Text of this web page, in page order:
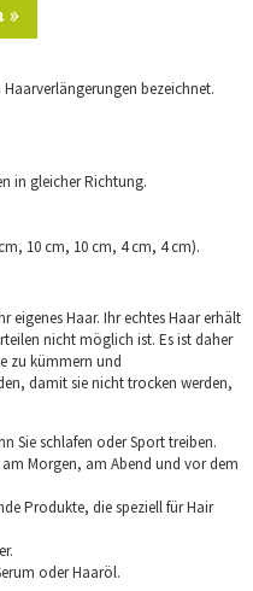
»
bezeichnet.
in gleicher Richtung.
10 cm, 10 cm, 4 cm, 4 cm).
eigenes Haar. Ihr echtes Haar erhält
nicht möglich ist. Es ist daher
zu kümmern und
damit sie nicht trocken werden,
Sie schlafen oder Sport treiben.
Morgen, am Abend und vor dem
Produkte, die speziell für Hair
oder Haaröl.